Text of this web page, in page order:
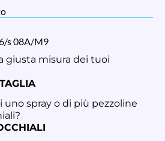
s 08A/M9
giusta misura dei tuoi
uno spray o di più pezzoline